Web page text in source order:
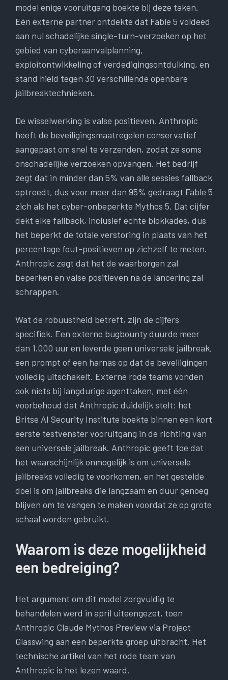
model enige vooruitgang boekte bij deze taken.
Eén externe partner ontdekte dat Fable 5 voldeed
aan nul schadelijke single-turn-verzoeken op het
gebied van cyberaanvalplanning,
exploitontwikkeling of verdedigingsontduiking, en
stand hield tegen 30 verschillende openbare
jailbreaktechnieken.
De wisselwerking is valse positieven. Anthropic
heeft de beveiligingsmaatregelen conservatief
aangepast om snel te verzenden, zodat ze soms
onschadelijke verzoeken opvangen. Het bedrijf
zegt dat in minder dan 5% van alle sessies fallback
optreedt, dus voor meer dan 95% gedraagt ​​Fable 5
zich als het cyber-onbeperkte Mythos 5. Dat cijfer
dekt elke fallback, inclusief echte blokkades, dus
het beperkt de totale verstoring in plaats van het
percentage fout-positieven op zichzelf te meten.
Anthropic zegt dat het de waarborgen zal
beperken en valse positieven na de lancering zal
schrappen.
Wat de robuustheid betreft, zijn de cijfers
specifiek. Een externe bugbounty duurde meer
dan 1.000 uur en leverde geen universele jailbreak,
een prompt of een harnas op dat de beveiligingen
volledig uitschakelt. Externe rode teams vonden
ook niets bij langdurige agenttaken, met één
voorbehoud dat Anthropic duidelijk stelt: het
Britse AI Security Institute boekte binnen een kort
eerste testvenster vooruitgang in de richting van
een universele jailbreak. Anthropic geeft toe dat
het waarschijnlijk onmogelijk is om universele
jailbreaks volledig te voorkomen, en het gestelde
doel is om jailbreaks die langzaam en duur genoeg
blijven om te vangen te maken voordat ze op grote
schaal worden gebruikt.
Waarom is deze mogelijkheid
een bedreiging?
Het argument om dit model zorgvuldig te
behandelen werd in april uiteengezet, toen
Anthropic Claude Mythos Preview via Project
Glasswing aan een beperkte groep uitbracht. Het
technische artikel van het rode team van
Anthropic is het lezen waard.